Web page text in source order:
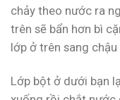
chảy theo nước ra
trên sẽ bẩn hơn bì
lớp ở trên sang chậu
Lớp bột ở dưới bạn